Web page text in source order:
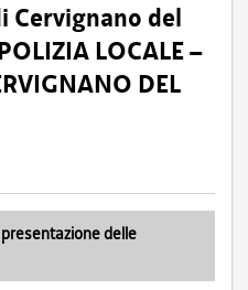
Cervignano del
LOCALE –
DEL
delle